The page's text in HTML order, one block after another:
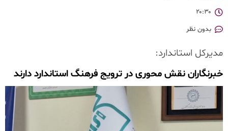
۲۰:۳۰
بدون نظر
مدیرکل استاندارد:
خبرنگاران نقش محوری در ترویج فرهنگ استاندارد دارند